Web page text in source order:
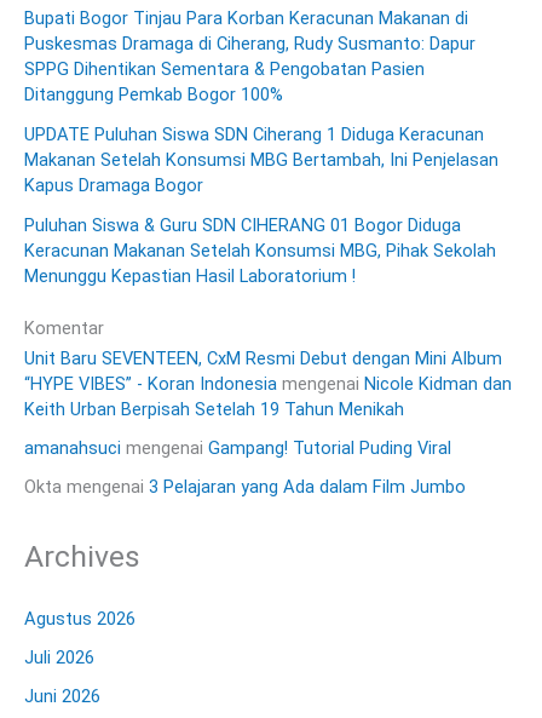
Bupati Bogor Tinjau Para Korban Keracunan Makanan di
Puskesmas Dramaga di Ciherang, Rudy Susmanto: Dapur
SPPG Dihentikan Sementara & Pengobatan Pasien
Ditanggung Pemkab Bogor 100%
UPDATE Puluhan Siswa SDN Ciherang 1 Diduga Keracunan
Makanan Setelah Konsumsi MBG Bertambah, Ini Penjelasan
Kapus Dramaga Bogor
Puluhan Siswa & Guru SDN CIHERANG 01 Bogor Diduga
Keracunan Makanan Setelah Konsumsi MBG, Pihak Sekolah
Menunggu Kepastian Hasil Laboratorium !
Komentar
Unit Baru SEVENTEEN, CxM Resmi Debut dengan Mini Album
“HYPE VIBES” - Koran Indonesia mengenai Nicole Kidman dan
Keith Urban Berpisah Setelah 19 Tahun Menikah
amanahsuci mengenai Gampang! Tutorial Puding Viral
Okta mengenai 3 Pelajaran yang Ada dalam Film Jumbo
Archives
Agustus 2026
Juli 2026
Juni 2026